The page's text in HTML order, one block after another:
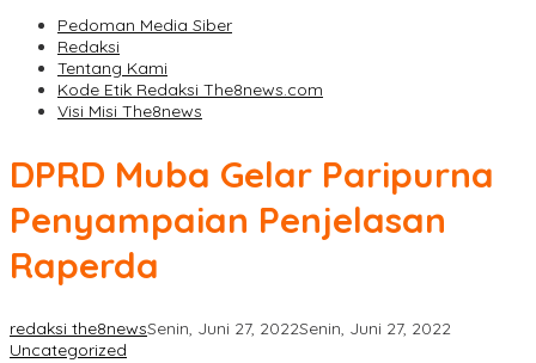
Pedoman Media Siber
Redaksi
Tentang Kami
Kode Etik Redaksi The8news.com
Visi Misi The8news
DPRD Muba Gelar Paripurna
Penyampaian Penjelasan
Raperda
redaksi the8newsSenin, Juni 27, 2022Senin, Juni 27, 2022
Uncategorized